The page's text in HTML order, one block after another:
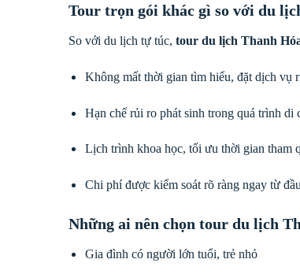
Tour trọn gói khác gì so với du
So với du lịch tự túc, tour du lịch Thanh
Không mất thời gian tìm hiểu, đặt dịch vụ
Hạn chế rủi ro phát sinh trong quá trình di
Lịch trình khoa học, tối ưu thời gian tham
Chi phí được kiểm soát rõ ràng ngay từ đầu
Những ai nên chọn tour du lịch
Gia đình có người lớn tuổi, trẻ nhỏ